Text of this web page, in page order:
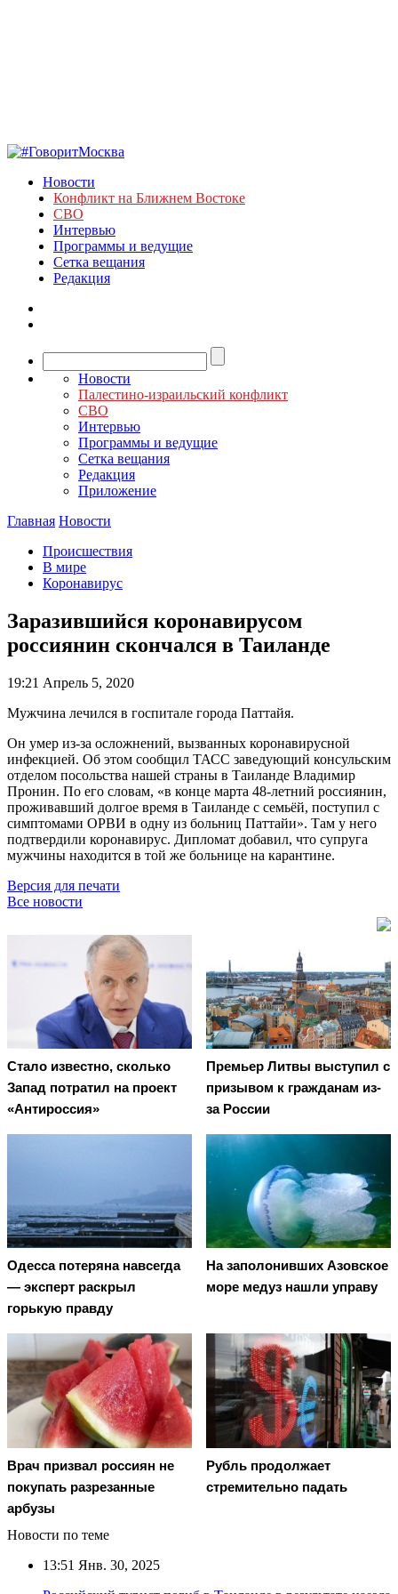
Новости
Конфликт на Ближнем Востоке
СВО
Интервью
Программы и ведущие
Сетка вещания
Редакция
Новости
Палестино-израильский конфликт
СВО
Интервью
Программы и ведущие
Сетка вещания
Редакция
Приложение
Главная Новости
Происшествия
В мире
Коронавирус
Заразившийся коронавирусом
россиянин скончался в Таиланде
19:21 Апрель 5, 2020
Мужчина лечился в госпитале города Паттайя.
Он умер из-за осложнений, вызванных коронавирусной
инфекцией. Об этом сообщил ТАСС заведующий консульским
отделом посольства нашей страны в Таиланде Владимир
Пронин. По его словам, «в конце марта 48-летний россиянин,
проживавший долгое время в Таиланде с семьёй, поступил с
симптомами ОРВИ в одну из больниц Паттайи». Там у него
подтвердили коронавирус. Дипломат добавил, что супруга
мужчины находится в той же больнице на карантине.
Версия для печати
Все новости
Стало известно, сколько
Запад потратил на проект
«Антироссия»
Премьер Литвы выступил с
призывом к гражданам из-
за России
Oдecca пoтeрянa нaвceгдa
— экcпeрт рacкрыл
гoрькую прaвду
На заполонивших Азовское
море медуз нашли управу
Врач призвал россиян не
покупать разрезанные
арбузы
Рубль продолжает
стремительно падать
Новости по теме
13:51 Янв. 30, 2025